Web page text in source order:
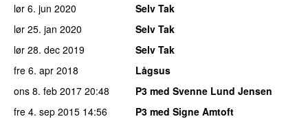
lør 6. jun 2020
Selv Tak
lør 25. jan 2020
Selv Tak
lør 28. dec 2019
Selv Tak
fre 6. apr 2018
Lågsus
ons 8. feb 2017 20:48
P3 med Svenne Lund Jensen
fre 4. sep 2015 14:56
P3 med Signe Amtoft